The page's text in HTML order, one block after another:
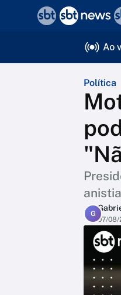
Ao
Política
G
07/08/
voltar
Editorias